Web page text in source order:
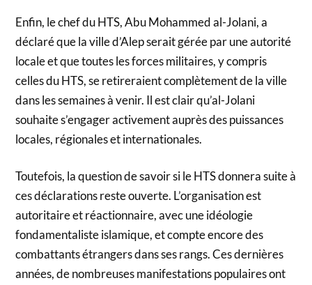
Enfin, le chef du HTS, Abu Mohammed al-Jolani, a
déclaré que la ville d’Alep serait gérée par une autorité
locale et que toutes les forces militaires, y compris
celles du HTS, se retireraient complètement de la ville
dans les semaines à venir. Il est clair qu’al-Jolani
souhaite s’engager activement auprès des puissances
locales, régionales et internationales.
Toutefois, la question de savoir si le HTS donnera suite à
ces déclarations reste ouverte. L’organisation est
autoritaire et réactionnaire, avec une idéologie
fondamentaliste islamique, et compte encore des
combattants étrangers dans ses rangs. Ces dernières
années, de nombreuses manifestations populaires ont